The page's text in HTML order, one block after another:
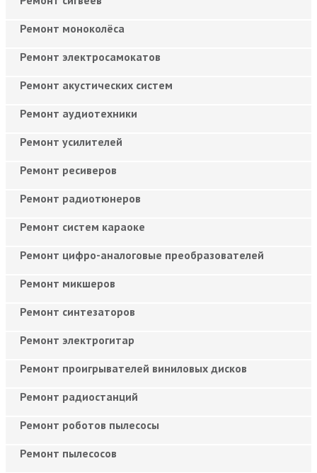
Ремонт моноколёса
Ремонт электросамокатов
Ремонт акустических систем
Ремонт аудиотехники
Ремонт усилителей
Ремонт ресиверов
Ремонт радиотюнеров
Ремонт систем караоке
Ремонт цифро-аналоговые преобразователей
Ремонт микшеров
Ремонт синтезаторов
Ремонт электрогитар
Ремонт проигрывателей виниловых дисков
Ремонт радиостанций
Ремонт роботов пылесосы
Ремонт пылесосов